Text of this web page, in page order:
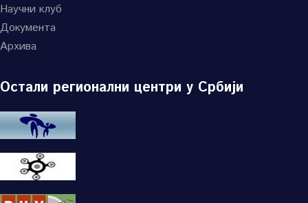
Научни клуб
Документа
Архива
Остали регионални центри у Србији